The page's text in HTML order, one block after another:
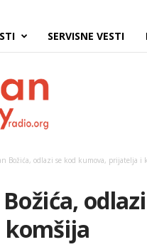
SERVISNE VESTI
Božića, odlazi se kod kumova, prijatelja i